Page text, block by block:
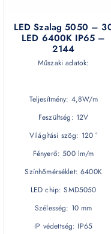
LED Szalag 5050 –
LED 6400K IP65 –
2144
Műszaki adatok:
Teljesítmény: 4,8W/m
Feszültség: 12V
Világítási szög: 120 °
Fényerő: 500 lm/m
Színhőmérséklet: 6400K
LED chip: SMD5050
Szélesség: 10 mm
IP védettség: IP65